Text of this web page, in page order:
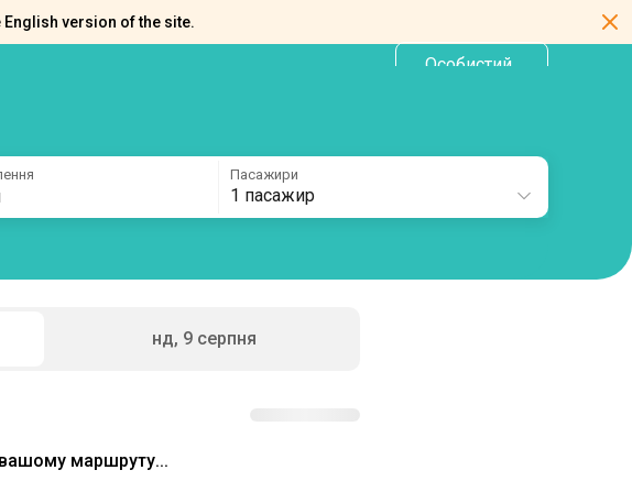
English version of the site.
Особистий
Пасажири
1 пасажир
нд, 9 серпня